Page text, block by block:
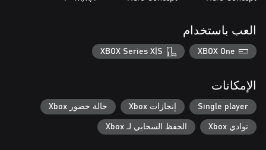
You think you can create the most bad*** level? Go and create
your own levels with all the targets and characters available in
created by players from around the globe!
العب باستخدام
XBOX One
XBOX Series X|S
الإمكانات
Single player إنجازات Xbox حالة حضور Xbox
نوادي Xbox الحفظ السحابي لـ Xbox